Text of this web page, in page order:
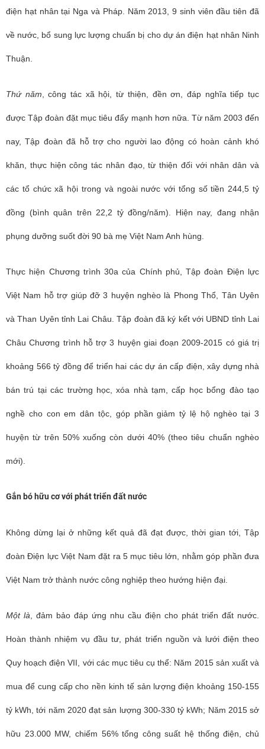
điện hạt nhân tại Nga và Pháp. Năm 2013, 9 sinh viên đầu tiên đã
về nước, bổ sung lực lượng chuẩn bị cho dự án điện hạt nhân Ninh
Thuận.
Thứ năm , công tác xã hội, từ thiện, đền ơn, đáp nghĩa tiếp tục
được Tập đoàn đặt mục tiêu đẩy mạnh hơn nữa. Từ năm 2003 đến
nay, Tập đoàn đã hỗ trợ cho người lao động có hoàn cảnh khó
khăn, thực hiện công tác nhân đạo, từ thiện đối với nhân dân và
các tổ chức xã hội trong và ngoài nước với tổng số tiền 244,5 tỷ
đồng (bình quân trên 22,2 tỷ đồng/năm). Hiện nay, đang nhận
phụng dưỡng suốt đời 90 bà mẹ Việt Nam Anh hùng.
Thực hiện Chương trình 30a của Chính phủ, Tập đoàn Điện lực
Việt Nam hỗ trợ giúp đỡ 3 huyện nghèo là Phong Thổ, Tân Uyên
và Than Uyên tỉnh Lai Châu. Tập đoàn đã ký kết với UBND tỉnh Lai
Châu Chương trình hỗ trợ 3 huyện giai đoạn 2009-2015 có giá trị
khoảng 566 tỷ đồng để triển hai các dự án cấp điện, xây dựng nhà
bán trú tại các trường học, xóa nhà tạm, cấp học bổng đào tạo
nghề cho con em dân tộc, góp phần giảm tỷ lệ hộ nghèo tại 3
huyện từ trên 50% xuống còn dưới 40% (theo tiêu chuẩn nghèo
mới).
Gắn bó hữu cơ với phát triển đất nước
Không dừng lại ở những kết quả đã đạt được, thời gian tới, Tập
đoàn Điện lực Việt Nam đặt ra 5 mục tiêu lớn, nhằm góp phần đưa
Việt Nam trở thành nước công nghiệp theo hướng hiện đại.
Một là , đảm bảo đáp ứng nhu cầu điện cho phát triển đất nước.
Hoàn thành nhiệm vụ đầu tư, phát triển nguồn và lưới điện theo
Quy hoạch điện VII, với các mục tiêu cụ thể: Năm 2015 sản xuất và
mua để cung cấp cho nền kinh tế sản lượng điện khoảng 150-155
tỷ kWh, tới năm 2020 đạt sản lượng 300-330 tỷ kWh; Năm 2015 sở
hữu 23.000 MW, chiếm 56% tổng công suất hệ thống điện, chủ